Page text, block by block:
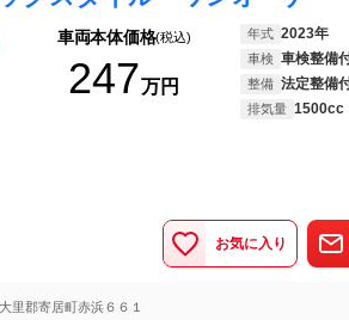
車両本体価格(税込)
247万円
年式 2023年
車検 車検整備
整備 法定整備
排気量 1500cc
お気に入り
里郡寄居町赤浜６６１